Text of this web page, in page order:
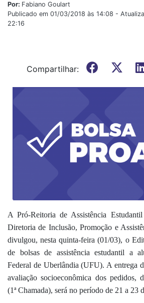
Por: Fabiano Goulart
Publicado em 01/03/2018 às 14:08 -
22:16
Compartilhar:
A Pró-Reitoria de Assistência
Diretoria de Inclusão, Promoção e
divulgou, nesta quinta-feira (01/03), o
de bolsas de assistência estudantil a
Federal de Uberlândia (UFU). A entrega d
avaliação socioeconômica dos pedidos,
(1ª Chamada), será no período de 21 a 23